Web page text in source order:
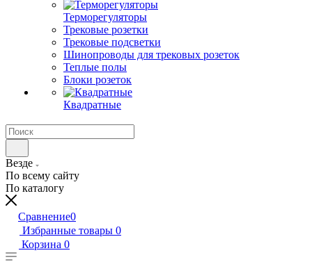
Терморегуляторы
Трековые розетки
Трековые подсветки
Шинопроводы для трековых розеток
Теплые полы
Блоки розеток
Квадратные
Везде
По всему сайту
По каталогу
Сравнение0
Избранные товары 0
Корзина 0